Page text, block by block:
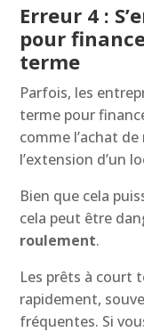
Erreur 4 :
pour
terme
Parfois, les
terme pour
comme l’achat
l’extension d’un
Bien que cela
cela peut être
roulement.
Les prêts à court
rapidement,
fréquentes. Si